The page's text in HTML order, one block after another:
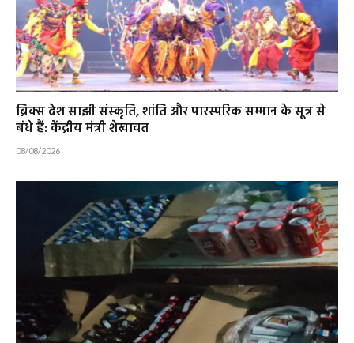
ब्रिक्स देश साझी संस्कृति, शांति और पारस्परिक सम्मान के सूत्र से
बंधे हैं: केंद्रीय मंत्री शेखावत
08/08/2026